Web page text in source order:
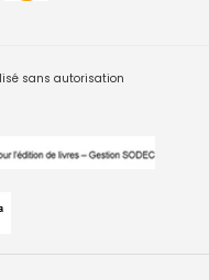
sans autorisation